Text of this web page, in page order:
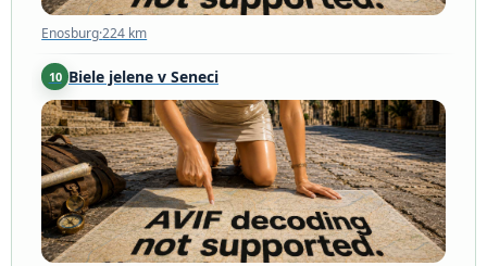
Enosburg·224 km
10 Biele jelene v Seneci
Romulus·227 km